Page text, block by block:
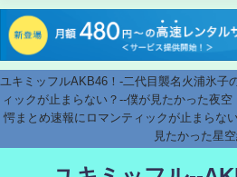
ユキミッフルAKB46！-二代目襲名火浦氷子
ィックが止まらない？--僕が見たかった夜
愕まとめ速報にロマンティックが止まらな
見たかった星